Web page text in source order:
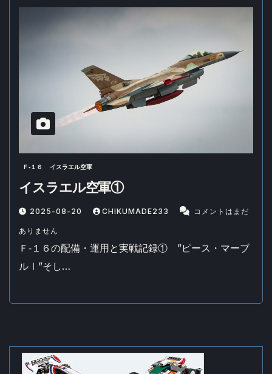
Ｆ‐１６ イスラエル空軍
イスラエル空軍①
2025-08-20 CHIKUMADE233 コメントはまだ
ありません
Ｆ‐１６の配備・運用と実戦記録① ”ピース・マーブ
ルⅠ”そし…